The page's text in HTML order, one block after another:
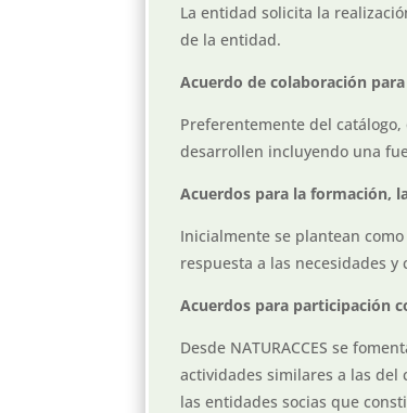
La entidad solicita la
de la entidad.
Acuerdo de colaboración
Preferentemente del
desarrollen incluyendo una
Acuerdos para la formación,
Inicialmente se plantean
respuesta a las necesidades
Acuerdos para participación
Desde NATURACCES se
actividades similares a las del
las entidades socias que